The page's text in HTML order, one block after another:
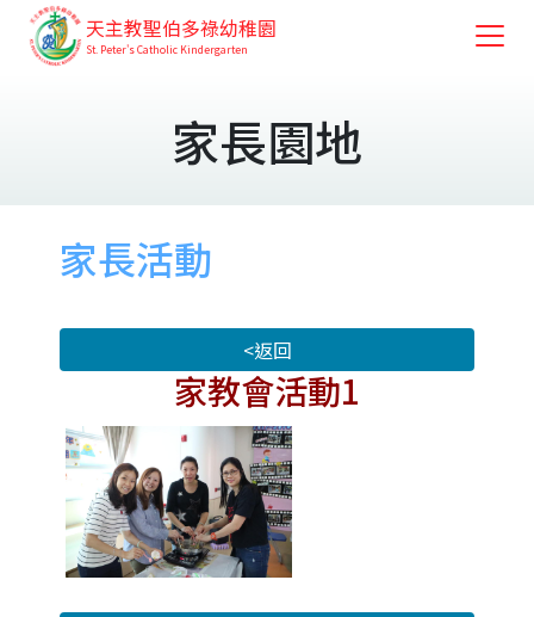
天主教聖伯多祿幼稚園
St. Peter's Catholic Kindergarten
家長園地
家長活動
<返回
家教會活動1